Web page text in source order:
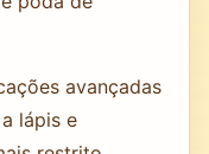
avançadas
lápis e